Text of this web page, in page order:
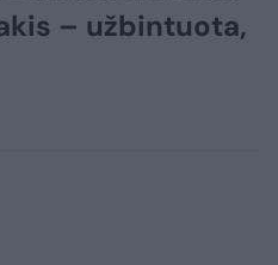
– užbintuota,